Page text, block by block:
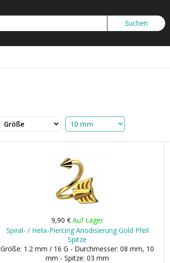
9,90 €Auf Lager
Spiral- / Helix-Piercing Anodisierung Gold Pfeil
Spitze
Größe: 1.2 mm / 16 G - Durchmesser: 08 mm, 10
mm - Spitze: 03 mm